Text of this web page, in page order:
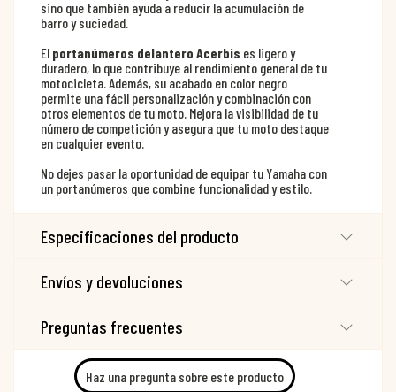
sino que también ayuda a reducir la acumulación de
barro y suciedad.
El portanúmeros delantero Acerbis es ligero y
duradero, lo que contribuye al rendimiento general de tu
motocicleta. Además, su acabado en color negro
permite una fácil personalización y combinación con
otros elementos de tu moto. Mejora la visibilidad de tu
número de competición y asegura que tu moto destaque
en cualquier evento.
No dejes pasar la oportunidad de equipar tu Yamaha con
un portanúmeros que combine funcionalidad y estilo.
Especificaciones del producto
Envíos y devoluciones
Preguntas frecuentes
Haz una pregunta sobre este producto